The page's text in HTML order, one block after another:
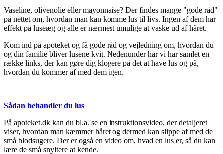
Vaseline, olivenolie eller mayonnaise? Der findes mange "gode råd"
på nettet om, hvordan man kan komme lus til livs. Ingen af dem har
effekt på luseæg og alle er nærmest umulige at vaske ud af håret.
Kom ind på apoteket og få gode råd og vejledning om, hvordan du
og din familie bliver lusene kvit. Nedenunder har vi har samlet en
række links, der kan gøre dig klogere på det at have lus og på,
hvordan du kommer af med dem igen.
Sådan behandler du lus
På apoteket.dk kan du bl.a. se en instruktionsvideo, der detaljeret
viser, hvordan man kæmmer håret og dermed kan slippe af med de
små blodsugere. Der er også en video om, hvad en lus er, så du kan
lære de små snyltere at kende.